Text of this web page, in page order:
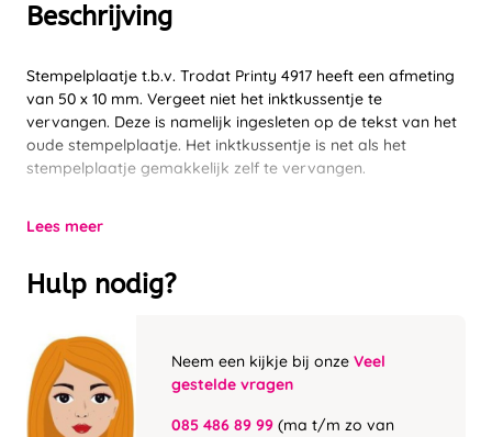
Beschrijving
Stempelplaatje t.b.v. Trodat Printy 4917 heeft een afmeting
van 50 x 10 mm. Vergeet niet het inktkussentje te
vervangen. Deze is namelijk ingesleten op de tekst van het
oude stempelplaatje. Het inktkussentje is net als het
stempelplaatje gemakkelijk zelf te vervangen.
Lees meer
Hulp nodig?
Neem een kijkje bij onze Veel
gestelde vragen
085 486 89 99 (ma t/m zo van